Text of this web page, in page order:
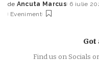
Posted
by
de Ancuta Marcus 6 iulie
Eveniment
Got
Find us on Socials or